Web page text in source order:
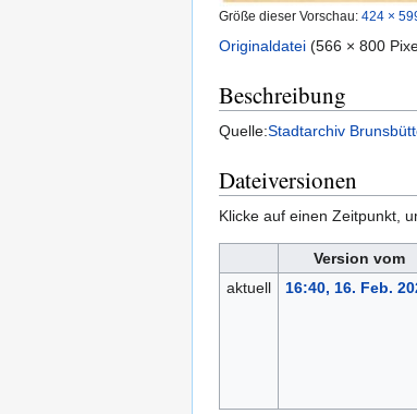
Größe dieser Vorschau: 424 ×
Originaldatei (566 × 800
Beschreibung
Quelle:Stadtarchiv
Dateiversionen
Klicke auf einen Zeitpunkt,
Version vom
aktuell
16:40, 16. Feb.